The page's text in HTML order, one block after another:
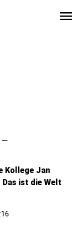
menu
Kollege Jan
ist die Welt